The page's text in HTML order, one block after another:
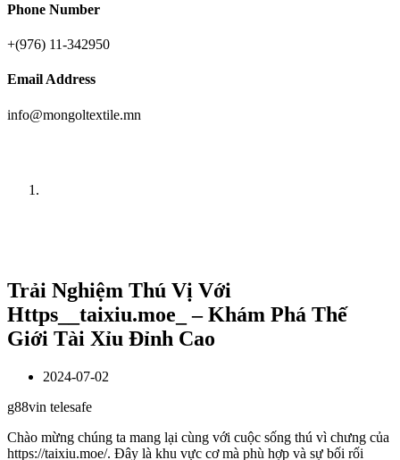
Phone Number
+(976) 11-342950
Email Address
info@mongoltextile.mn
Trải Nghiệm Thú Vị Với
Https__taixiu.moe_ – Khám Phá Thế
Giới Tài Xỉu Đỉnh Cao
2024-07-02
g88vin telesafe
Chào mừng chúng ta mang lại cùng với cuộc sống thú vì chưng của
https://taixiu.moe/. Đây là khu vực cơ mà phù hợp và sự bối rối